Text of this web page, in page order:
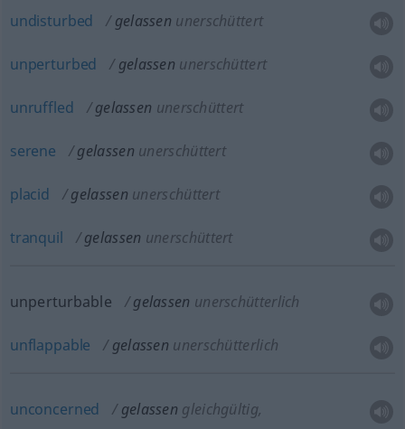
undisturbed gelassen unerschüttert
unperturbed gelassen unerschüttert
unruffled gelassen unerschüttert
serene gelassen unerschüttert
placid gelassen unerschüttert
tranquil gelassen unerschüttert
unperturbable gelassen unerschütterlich
unflappable gelassen unerschütterlich
unconcerned gelassen gleichgültig,